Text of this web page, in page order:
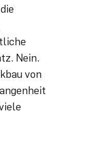
Nein.
von